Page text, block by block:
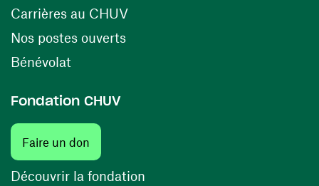
Carrières au CHUV(ouvre une nouvelle fenêtre)
Nos postes ouverts(ouvre une nouvelle fenêtre)
Bénévolat
Fondation CHUV
Faire un don
Découvrir la fondation